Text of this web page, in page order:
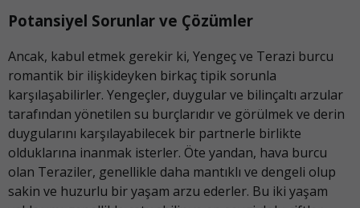
Potansiyel Sorunlar ve Çözümler
Ancak, kabul etmek gerekir ki, Yengeç ve Terazi burcu
romantik bir ilişkideyken birkaç tipik sorunla
karşılaşabilirler. Yengeçler, duygular ve bilinçaltı arzular
tarafından yönetilen su burçlarıdır ve görülmek ve derin
duygularını karşılayabilecek bir partnerle birlikte
olduklarına inanmak isterler. Öte yandan, hava burcu
olan Teraziler, genellikle daha mantıklı ve dengeli olup
sakin ve huzurlu bir yaşam arzu ederler. Bu iki yaşam